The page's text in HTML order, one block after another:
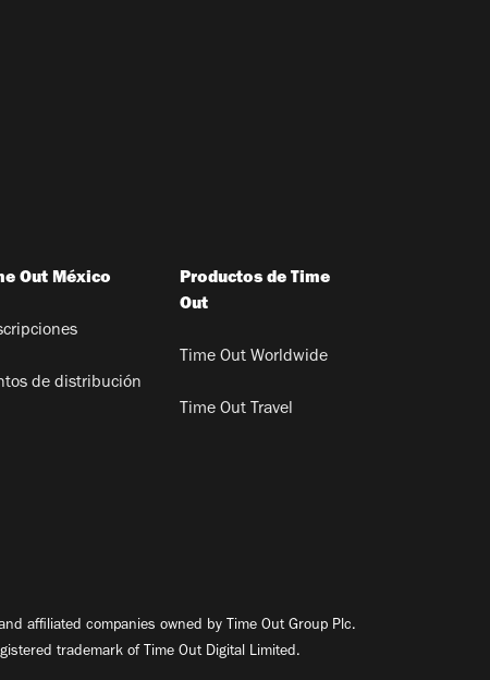
Out México
de distribución
Productos de Time
Out
Time Out Worldwide
Time Out Travel
affiliated companies owned by Time Out Group Plc.
trademark of Time Out Digital Limited.